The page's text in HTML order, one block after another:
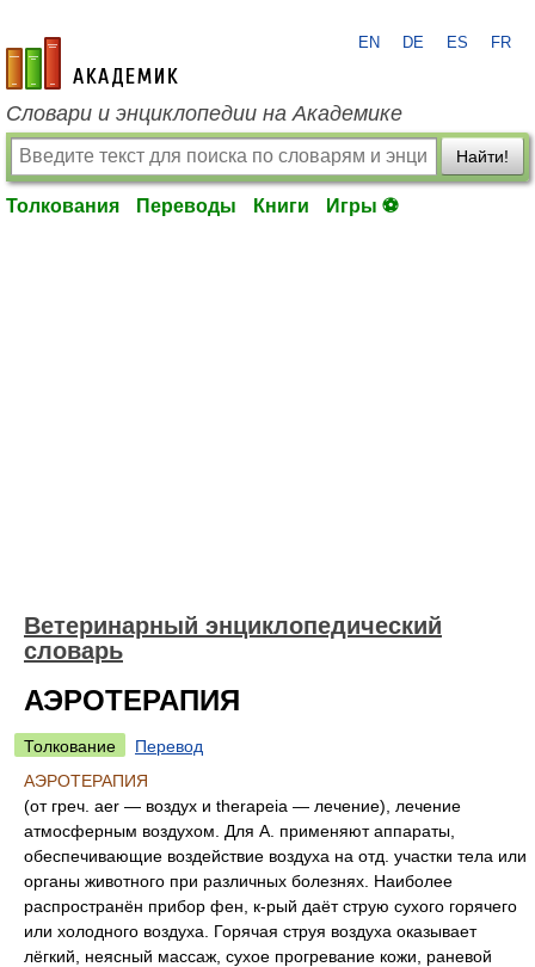
academic.ru
EN DE ES FR
Словари и энциклопедии на Академике
Найти!
Толкования Переводы Книги Игры ⚽
Ветеринарный энциклопедический
словарь
АЭРОТЕРАПИЯ
Толкование
Перевод
АЭРОТЕРАПИЯ
(от греч. aer — воздух и therapeia — лечение), лечение
атмосферным воздухом. Для А. применяют аппараты,
обеспечивающие воздействие воздуха на отд. участки тела или
органы животного при различных болезнях. Наиболее
распространён прибор фен, к-рый даёт струю сухого горячего
или холодного воздуха. Горячая струя воздуха оказывает
лёгкий, неясный массаж, сухое прогревание кожи, раневой